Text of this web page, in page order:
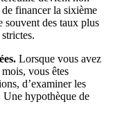
de financer la sixième
souvent des taux plus
Lorsque vous avez
vous êtes
d’examiner les
Une hypothèque de